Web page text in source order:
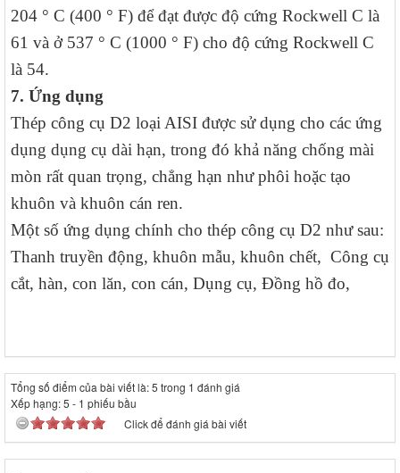
204 ° C (400 ° F) để đạt được độ cứng Rockwell C là
61 và ở 537 ° C (1000 ° F) cho độ cứng Rockwell C
là 54.
7. Ứng dụng
Thép công cụ D2 loại AISI được sử dụng cho các ứng
dụng dụng cụ dài hạn, trong đó khả năng chống mài
mòn rất quan trọng, chẳng hạn như phôi hoặc tạo
khuôn và khuôn cán ren.
Một số ứng dụng chính cho thép công cụ D2 như sau:
Thanh truyền động, khuôn mẫu, khuôn chết, Công cụ
cắt, hàn, con lăn, con cán, Dụng cụ, Đồng hồ đo,
Tổng số điểm của bài viết là: 5 trong 1 đánh giá
Xếp hạng:5 - 1 phiếu bầu
Click để đánh giá bài viết